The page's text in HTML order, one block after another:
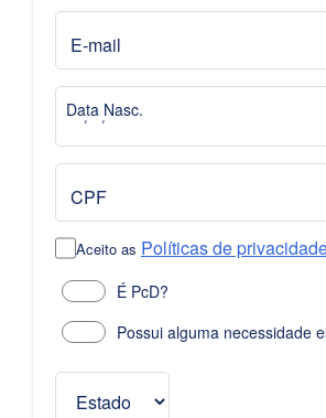
E-mail
Data Nasc.
CPF
Aceito as Políticas de
É PcD?
Possui alguma necessidade